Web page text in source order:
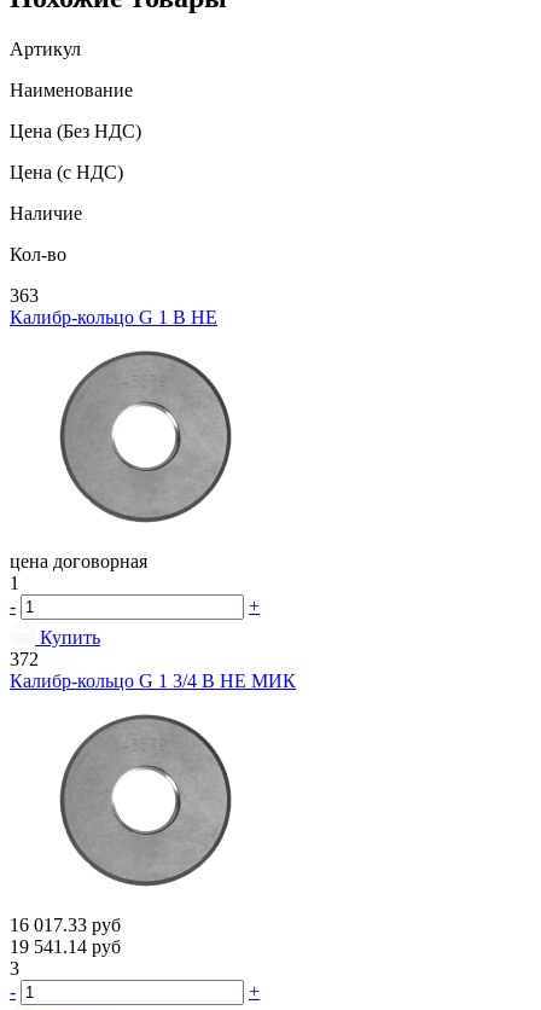
Артикул
Наименование
Цена (Без НДС)
Цена (с НДС)
Наличие
Кол-во
363
Калибр-кольцо G 1 В НЕ
цена договорная
1
-
+
Купить
372
Калибр-кольцо G 1 3/4 В НЕ МИК
16 017.33 руб
19 541.14 руб
3
-
+